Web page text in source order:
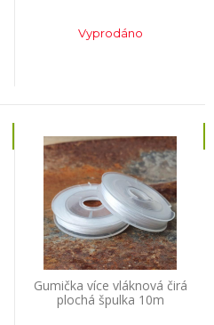
Vyprodáno
Gumička více vláknová čirá
plochá špulka 10m